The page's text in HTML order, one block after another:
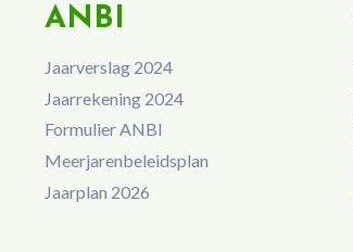
ANBI
Jaarverslag 2024
Jaarrekening 2024
Formulier ANBI
Meerjarenbeleidsplan
Jaarplan 2026